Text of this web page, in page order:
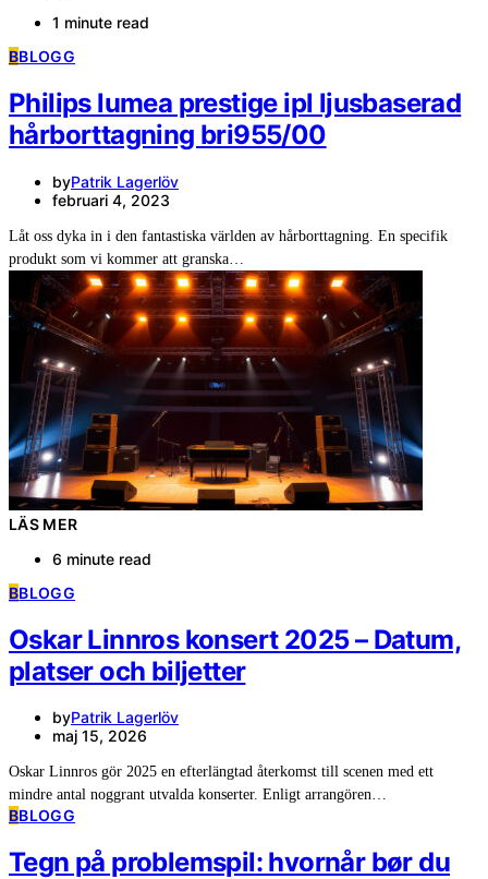
1 minute read
BBLOGG
Philips lumea prestige ipl ljusbaserad
hårborttagning bri955/00
byPatrik Lagerlöv
februari 4, 2023
Låt oss dyka in i den fantastiska världen av hårborttagning. En specifik
produkt som vi kommer att granska…
LÄS MER
6 minute read
BBLOGG
Oskar Linnros konsert 2025 – Datum,
platser och biljetter
byPatrik Lagerlöv
maj 15, 2026
Oskar Linnros gör 2025 en efterlängtad återkomst till scenen med ett
mindre antal noggrant utvalda konserter. Enligt arrangören…
BBLOGG
Tegn på problemspil: hvornår bør du